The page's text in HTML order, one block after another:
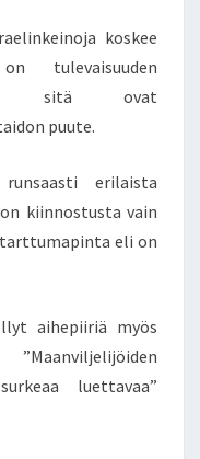
koskee
tulevaisuuden
sitä ovat
puute.
erilaista
kiinnostusta vain
tarttumapinta eli on
aihepiiriä myös
luettavaa”